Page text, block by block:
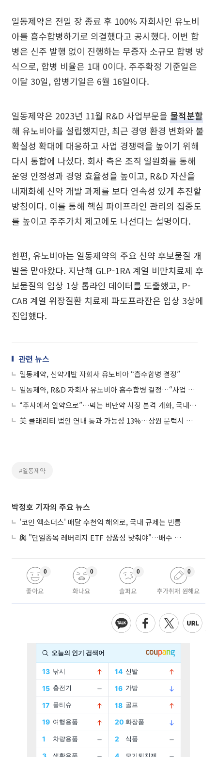
일동제약은 전일 장 종료 후 100% 자회사인 유노비
아를 흡수합병하기로 의결했다고 공시했다. 이번 합
병은 신주 발행 없이 진행하는 무증자 소규모 합병 방
식으로, 합병 비율은 1대 0이다. 주주확정 기준일은
이달 30일, 합병기일은 6월 16일이다.
일동제약은 2023년 11월 R&D 사업부문을 물적분할
해 유노비아를 설립했지만, 최근 경영 환경 변화와 불
확실성 확대에 대응하고 사업 경쟁력을 높이기 위해
다시 통합에 나섰다. 회사 측은 조직 일원화를 통해
운영 안정성과 경영 효율성을 높이고, R&D 자산을
내재화해 신약 개발 과제를 보다 연속성 있게 추진할
방침이다. 이를 통해 핵심 파이프라인 관리의 집중도
를 높이고 주주가치 제고에도 나선다는 설명이다.
한편, 유노비아는 일동제약의 주요 신약 후보물질 개
발을 맡아왔다. 지난해 GLP-1RA 계열 비만치료제 후
보물질의 임상 1상 톱라인 데이터를 도출했고, P-
CAB 계열 위장질환 치료제 파도프라잔은 임상 3상에
진입했다.
관련 뉴스
일동제약, 신약개발 자회사 유노비아 “흡수합병 결정”
일동제약, R&D 자회사 유노비아 흡수합병 결정…“사업 경쟁력 강화”
“주사에서 알약으로”…먹는 비만약 시장 본격 개화, 국내 개발 현황은
美 클래리티 법안 연내 통과 가능성 13%…상원 문턱서 제동
#일동제약
박정호 기자의 주요 뉴스
'코인 엑소더스' 매달 수천억 해외로, 국내 규제는 빈틈
與 "단일종목 레버리지 ETF 상품성 낮춰야"…배수 조정안도 거론
좋아요
0
화나요
0
슬퍼요
0
추가취재 원해요
0